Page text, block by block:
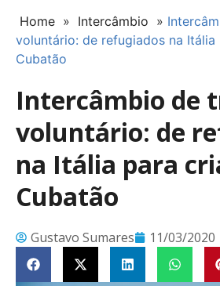
Home » Intercâmbio »
voluntário: de refugiados na Itália
Cubatão
Intercâmbio de
voluntário: de
na Itália para
Cubatão
Gustavo Sumares 11/03/2020